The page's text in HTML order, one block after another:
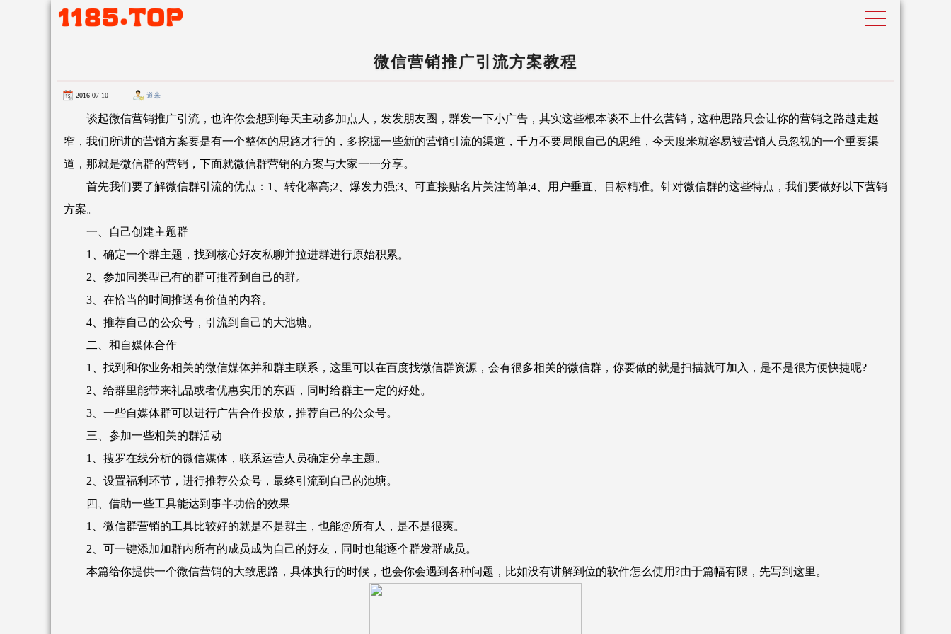
微信营销推广引流方案教程
2016-07-10 道来
谈起微信营销推广引流，也许你会想到每天主动多加点人，发发朋友圈，群发一下小广告，其实这些根本谈不上什么营销，这种思路只会让你的营销之路越走越
窄，我们所讲的营销方案要是有一个整体的思路才行的，多挖掘一些新的营销引流的渠道，千万不要局限自己的思维，今天度米就容易被营销人员忽视的一个重要渠
道，那就是微信群的营销，下面就微信群营销的方案与大家一一分享。
首先我们要了解微信群引流的优点：1、转化率高;2、爆发力强;3、可直接贴名片关注简单;4、用户垂直、目标精准。针对微信群的这些特点，我们要做好以下营销
方案。
一、自己创建主题群
1、确定一个群主题，找到核心好友私聊并拉进群进行原始积累。
2、参加同类型已有的群可推荐到自己的群。
3、在恰当的时间推送有价值的内容。
4、推荐自己的公众号，引流到自己的大池塘。
二、和自媒体合作
1、找到和你业务相关的微信媒体并和群主联系，这里可以在百度找微信群资源，会有很多相关的微信群，你要做的就是扫描就可加入，是不是很方便快捷呢?
2、给群里能带来礼品或者优惠实用的东西，同时给群主一定的好处。
3、一些自媒体群可以进行广告合作投放，推荐自己的公众号。
三、参加一些相关的群活动
1、搜罗在线分析的微信媒体，联系运营人员确定分享主题。
2、设置福利环节，进行推荐公众号，最终引流到自己的池塘。
四、借助一些工具能达到事半功倍的效果
1、微信群营销的工具比较好的就是不是群主，也能@所有人，是不是很爽。
2、可一键添加加群内所有的成员成为自己的好友，同时也能逐个群发群成员。
本篇给你提供一个微信营销的大致思路，具体执行的时候，也会你会遇到各种问题，比如没有讲解到位的软件怎么使用?由于篇幅有限，先写到这里。